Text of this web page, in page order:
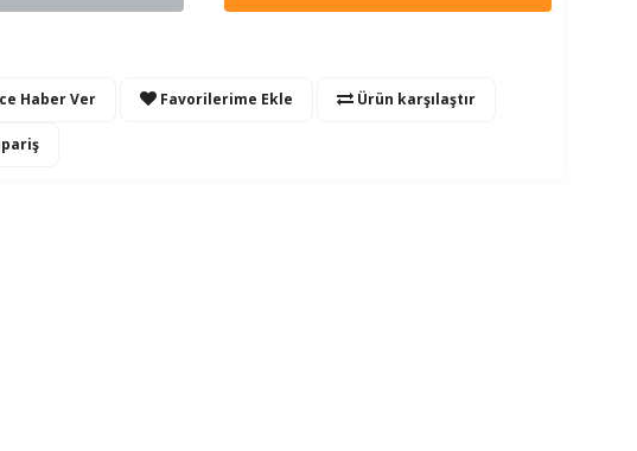
Haber Ver Favorilerime Ekle Ürün karşılaştır